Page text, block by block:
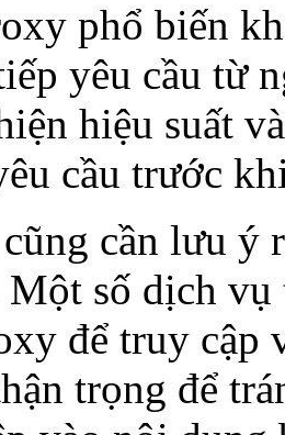
phổ biến
yêu cầu từ
hiệu suất
cầu trước
cần lưu ý
Một số dịch
để truy cập
trọng để